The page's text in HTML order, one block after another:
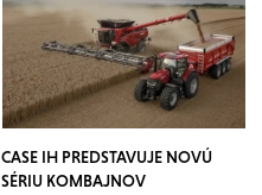
CASE IH PREDSTAVUJE NOVÚ
SÉRIU KOMBAJNOV